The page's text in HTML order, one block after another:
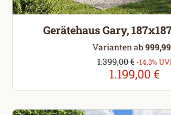
Gerätehaus Gary,
Varianten ab
Verkaufspreis:
1.199,00 €
Regulärer Preis:
1.399,00 € -14.3%